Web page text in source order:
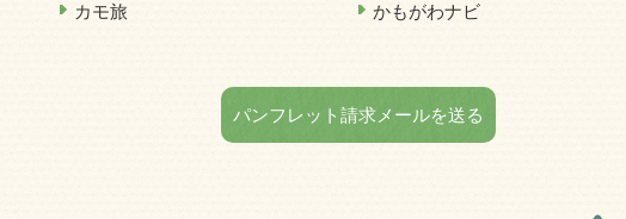
カモ旅 かもがわナビ
パンフレット請求メールを送る